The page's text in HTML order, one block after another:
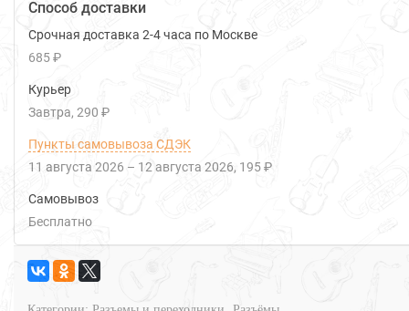
Способ доставки
Срочная доставка 2-4 часа по Москве
685 ₽
Курьер
Завтра 290 ₽
Пункты самовывоза СДЭК
11 августа 2026 – 12 августа 2026 195 ₽
Самовывоз
Бесплатно